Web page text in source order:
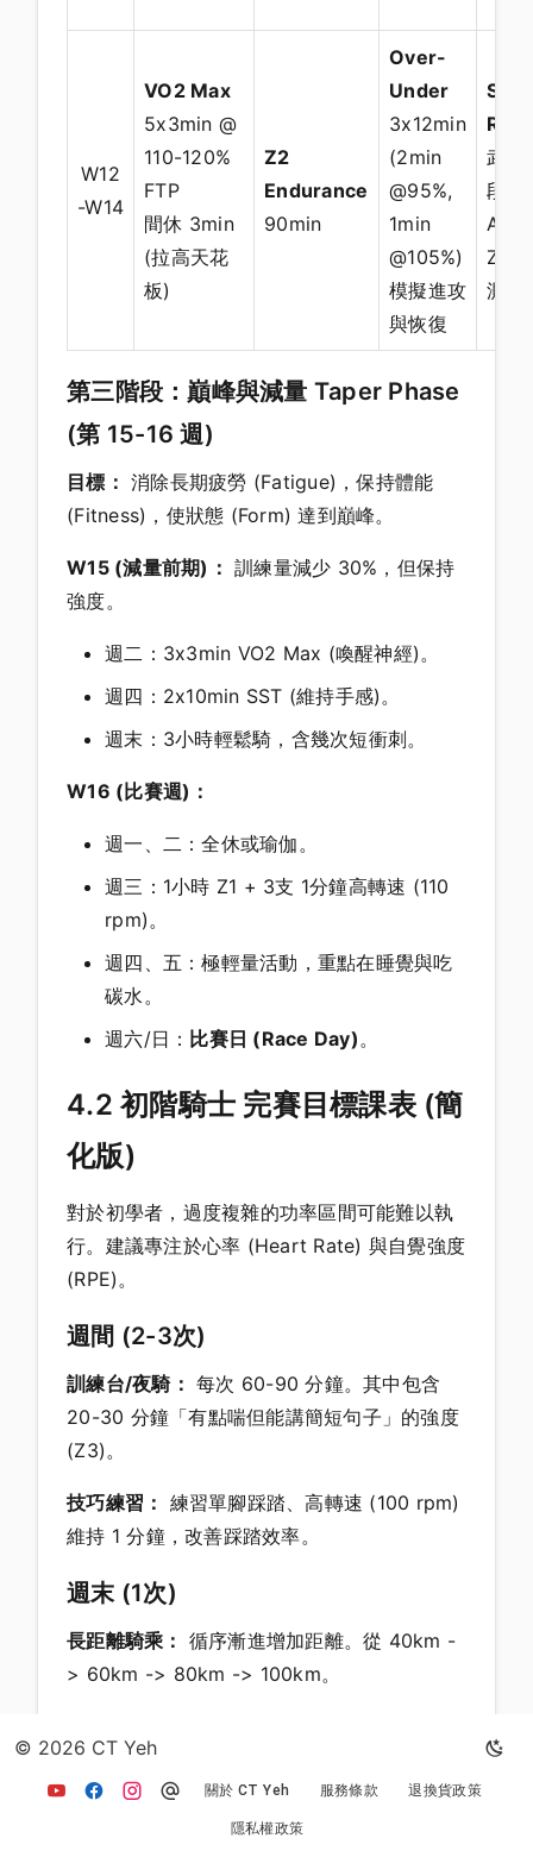
W12
-W14
VO2 Max
5x3min @
110-120%
FTP
間休 3min
(拉高天花
板)
Z2
Endurance
90min
Over-
Under
3x12min
(2min
@95%,
1min
@105%)
模擬進攻
與恢復
Race
武嶺
段模
測驗
第三階段：巔峰與減量 Taper Phase
(第 15-16 週)
目標： 消除長期疲勞 (Fatigue)，保持體能
(Fitness)，使狀態 (Form) 達到巔峰。
W15 (減量前期)： 訓練量減少 30%，但保持
強度。
週二：3x3min VO2 Max (喚醒神經)。
週四：2x10min SST (維持手感)。
週末：3小時輕鬆騎，含幾次短衝刺。
W16 (比賽週)：
週一、二：全休或瑜伽。
週三：1小時 Z1 + 3支 1分鐘高轉速 (110
rpm)。
週四、五：極輕量活動，重點在睡覺與吃
碳水。
週六/日： 比賽日 (Race Day) 。
4.2 初階騎士 完賽目標課表 (簡
化版)
對於初學者，過度複雜的功率區間可能難以執
行。建議專注於心率 (Heart Rate) 與自覺強度
(RPE)。
週間 (2-3次)
訓練台/夜騎： 每次 60-90 分鐘。其中包含
20-30 分鐘「有點喘但能講簡短句子」的強度
(Z3)。
技巧練習： 練習單腳踩踏、高轉速 (100 rpm)
維持 1 分鐘，改善踩踏效率。
週末 (1次)
長距離騎乘： 循序漸進增加距離。從 40km -
> 60km -> 80km -> 100km。
機，習慣長時間上坡的姿勢。
© 2026 CT Yeh
關於 CT Yeh 服務條款 退換貨政策
隱私權政策